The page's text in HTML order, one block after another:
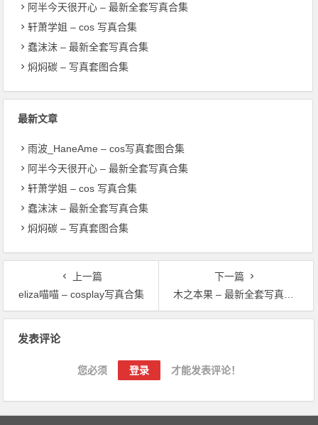
阿半今天很开心 – 最新全套写真合集
轩萧学姐 – cos 写真合集
蠢沫沫 – 最新全套写真合集
焖焖碳 – 写真套图合集
最新文章
雨波_HaneAme – cos写真套图合集
阿半今天很开心 – 最新全套写真合集
轩萧学姐 – cos 写真合集
蠢沫沫 – 最新全套写真合集
焖焖碳 – 写真套图合集
上一篇
eliza喵喵 – cosplay写真合集
下一篇
木之本果 – 最新全套写真合集
发表评论
您必须 登录 才能发表评论！